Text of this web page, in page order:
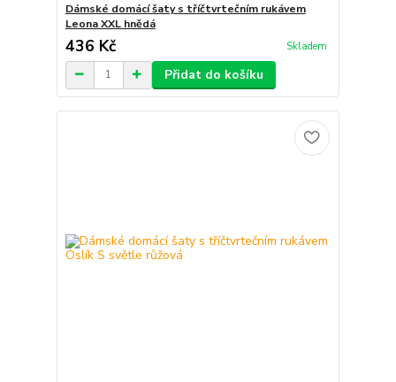
Dámské domácí šaty s tříčtvrtečním rukávem
Leona XXL hnědá
436 Kč Skladem
Přidat do košíku